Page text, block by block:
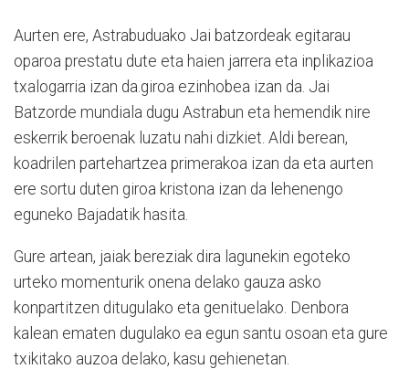
Aurten ere, Astrabuduako Jai batzordeak egitarau
oparoa prestatu dute eta haien jarrera eta inplikazioa
txalogarria izan da.giroa ezinhobea izan da. Jai
Batzorde mundiala dugu Astrabun eta hemendik nire
eskerrik beroenak luzatu nahi dizkiet. Aldi berean,
koadrilen partehartzea primerakoa izan da eta aurten
ere sortu duten giroa kristona izan da lehenengo
eguneko Bajadatik hasita.
Gure artean, jaiak bereziak dira lagunekin egoteko
urteko momenturik onena delako gauza asko
konpartitzen ditugulako eta genituelako. Denbora
kalean ematen dugulako ea egun santu osoan eta gure
txikitako auzoa delako, kasu gehienetan.